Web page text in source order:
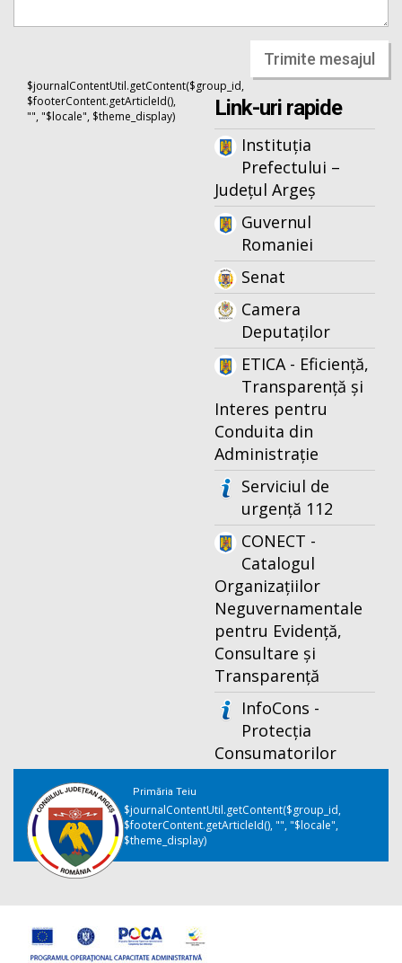
Trimite mesajul
$journalContentUtil.getContent($group_id,
$footerContent.getArticleId(),
"", "$locale", $theme_display)
Link-uri rapide
Instituția
Prefectului –
Județul Argeș
Guvernul
Romaniei
Senat
Camera
Deputaților
ETICA - Eficiență,
Transparență și
Interes pentru
Conduita din
Administrație
Serviciul de
urgență 112
CONECT -
Catalogul
Organizațiilor
Neguvernamentale
pentru Evidență,
Consultare și
Transparență
InfoCons -
Protecția
Consumatorilor
Primăria Teiu
$journalContentUtil.getContent($group_id,
$footerContent.getArticleId(), "", "$locale",
$theme_display)